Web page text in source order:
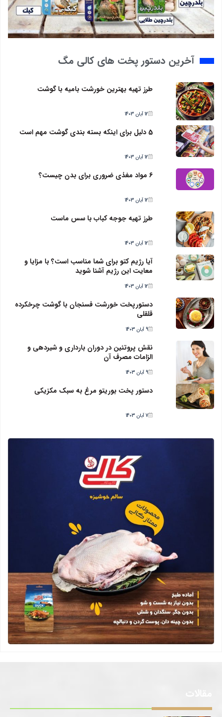
آخرین دستور پخت های کالی مگ
طرز تهیه بهترین خورشت بامیه با گوشت
12 آبان 1403
5 دلیل برای اینکه بسته بندی گوشت مهم است
12 آبان 1403
6 مواد مغذی ضروری برای بدن چیست؟
12 آبان 1403
طرز تهیه جوجه کباب با سس ماست
12 آبان 1403
آیا رژیم کتو برای شما مناسب است؟ با مزایا و
معایت این رژیم آشنا شوید
12 آبان 1403
دستورپخت خورشت فسنجان با گوشت چرخکرده
قلقلی
9 آبان 1403
نقش پروتئین در دوران بارداری و شیردهی و
الزامات مصرف آن
9 آبان 1403
دستور پخت بوریتو مرغ به سبک مکزیکی
7 آبان 1403